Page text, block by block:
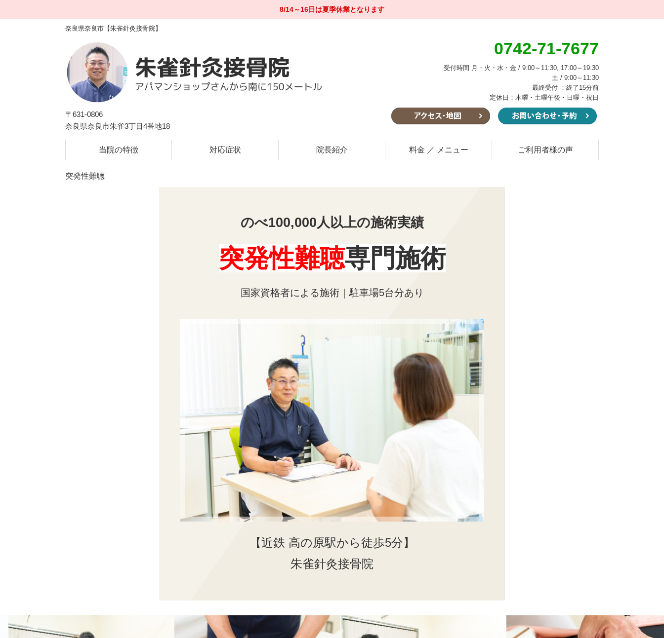
8/14～16日は夏季休業となります
奈良県奈良市【朱雀針灸接骨院】
〒631-0806
奈良県奈良市朱雀3丁目4番地18
0742-71-7677
受付時間 月・火・水・金 / 9:00～11:30, 17:00～19:30
土 / 9:00～11:30
最終受付 ：終了15分前
定休日：木曜・土曜午後・日曜・祝日
当院の特徴 対応症状 院長紹介 料金 ／ メニュー ご利用者様の声
突発性難聴
のべ100,000人以上の施術実績
突発性難聴 専門施術